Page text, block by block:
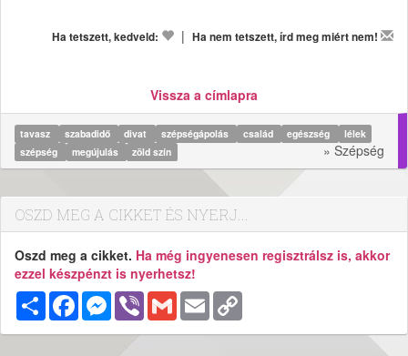
Ha tetszett, kedveld: | Ha nem tetszett, írd meg miért nem!
Vissza a címlapra
tavasz szabadidő divat szépségápolás család egészség
lélek
szépség
megújulás zöld szín » Szépség
OSZD MEG A CIKKET ÉS NYERJ...
Oszd meg a cikket. Ha még ingyenesen regisztrálsz is, akkor
ezzel készpénzt is nyerhetsz!
MegosztásFacebookMessenger
Viber Gmail Email